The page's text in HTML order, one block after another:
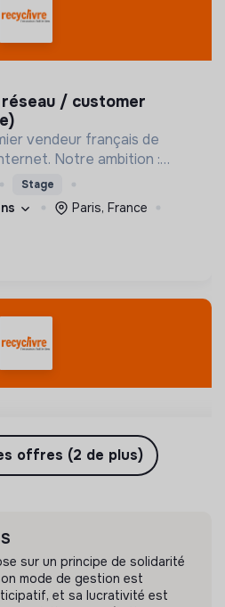
vendeur français de
Notre ambition :
sur l'homme et son
Stage
Paris, France
vendeur français de
offres (2 de plus)
sur un principe de solidarité
mode de gestion est
et sa lucrativité est